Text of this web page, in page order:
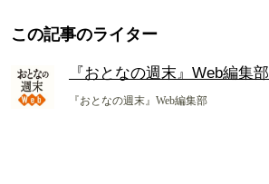
この記事のライター
『おとなの週末』Web編集部
『おとなの週末』Web編集部